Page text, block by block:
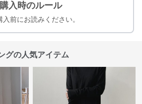
購入時のルール
入前にお読みください。
グの人気アイテム